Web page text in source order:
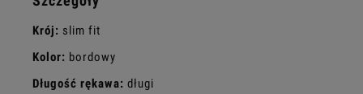
Krój: slim fit
Kolor: bordowy
Długość rękawa: długi